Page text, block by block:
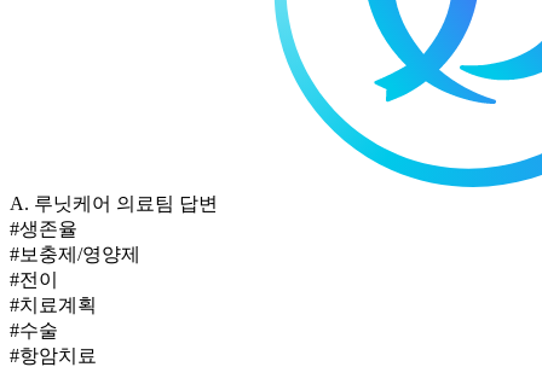
A. 루닛케어 의료팀 답변
#생존율
#보충제/영양제
#전이
#치료계획
#수술
#항암치료